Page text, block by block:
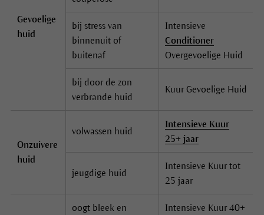
Gevoelige
huid
bij stress van
binnenuit of
buitenaf
Intensieve
Conditioner
Overgevoelige Huid
bij door de zon
verbrande huid
Kuur Gevoelige Huid
Onzuivere
huid
volwassen huid
Intensieve Kuur
25+ jaar
jeugdige huid
Intensieve Kuur tot
25 jaar
oogt bleek en
Intensieve Kuur 40+